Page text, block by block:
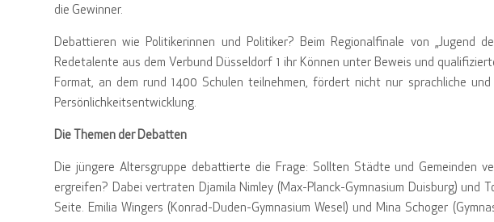
die Gewinner.
Debattieren wie Politikerinnen und Politiker? Beim Regionalfinale von „Jugend
Redetalente aus dem Verbund Düsseldorf 1 ihr Können unter Beweis und
Format, an dem rund 1400 Schulen teilnehmen, fördert nicht nur sprachliche
Persönlichkeitsentwicklung.
Die Themen der Debatten
Die jüngere Altersgruppe debattierte die Frage: Sollten Städte und Gemeinden
ergreifen? Dabei vertraten Djamila Nimley (Max-Planck-Gymnasium Duisburg) und
Seite. Emilia Wingers (Konrad-Duden-Gymnasium Wesel) und Mina Schoger